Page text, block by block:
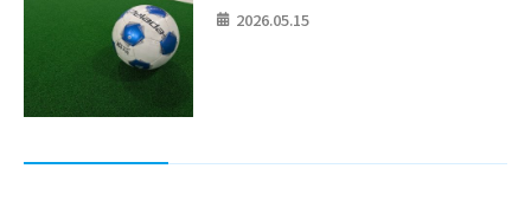
2026.05.15